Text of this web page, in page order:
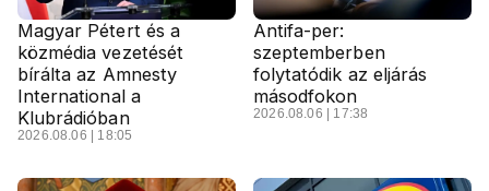
Magyar Pétert és a
közmédia vezetését
bírálta az Amnesty
International a
Klubrádióban
2026.08.06 | 18:05
Antifa-per:
szeptemberben
folytatódik az eljárás
másodfokon
2026.08.06 | 17:38